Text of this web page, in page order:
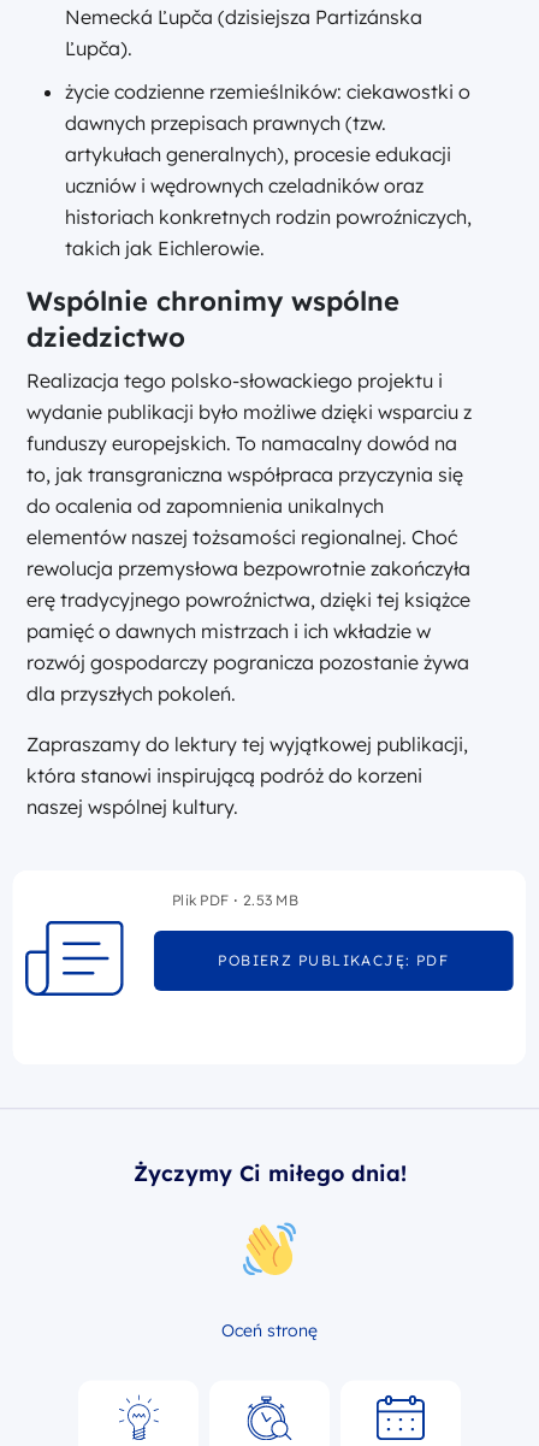
Nemecká Ľupča (dzisiejsza Partizánska
Ľupča).
życie codzienne rzemieślników: ciekawostki o
dawnych przepisach prawnych (tzw.
artykułach generalnych), procesie edukacji
uczniów i wędrownych czeladników oraz
historiach konkretnych rodzin powroźniczych,
takich jak Eichlerowie.
Wspólnie chronimy wspólne
dziedzictwo
Realizacja tego polsko-słowackiego projektu i
wydanie publikacji było możliwe dzięki wsparciu z
funduszy europejskich. To namacalny dowód na
to, jak transgraniczna współpraca przyczynia się
do ocalenia od zapomnienia unikalnych
elementów naszej tożsamości regionalnej. Choć
rewolucja przemysłowa bezpowrotnie zakończyła
erę tradycyjnego powroźnictwa, dzięki tej książce
pamięć o dawnych mistrzach i ich wkładzie w
rozwój gospodarczy pogranicza pozostanie żywa
dla przyszłych pokoleń.
Zapraszamy do lektury tej wyjątkowej publikacji,
która stanowi inspirującą podróż do korzeni
naszej wspólnej kultury.
Plik PDF 2.53 MB
POBIERZ PUBLIKACJĘ: PDF
Życzymy Ci miłego dnia!
Oceń stronę